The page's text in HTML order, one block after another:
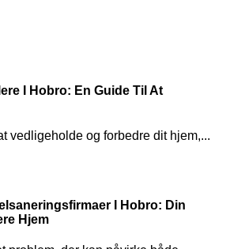
I Hobro: En Guide Til At
vedligeholde og forbedre dit hjem,...
I Hobro: Din
Hjem